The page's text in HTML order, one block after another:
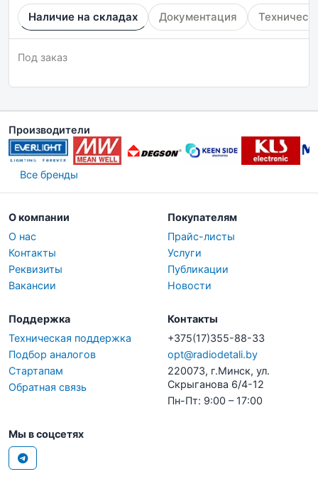
Наличие на складах Документация
Под заказ
Производители
Все бренды
О компании
О нас
Контакты
Реквизиты
Вакансии
Покупателям
Прайс-листы
Услуги
Публикации
Новости
Поддержка
Техническая поддержка
Подбор аналогов
Стартапам
Обратная связь
Контакты
+375(17)355-88-33
opt@radiodetali.by
220073, г.Минск, ул.
Скрыганова 6/4-12
Пн-Пт: 9:00 – 17:00
Мы в соцсетях